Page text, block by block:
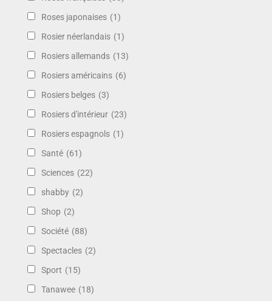
Roses japonaises (1)
Rosier néerlandais (1)
Rosiers allemands (13)
Rosiers américains (6)
Rosiers belges (3)
Rosiers d'intérieur (23)
Rosiers espagnols (1)
Santé (61)
Sciences (22)
shabby (2)
Shop (2)
Société (88)
Spectacles (2)
Sport (15)
Tanawee (18)